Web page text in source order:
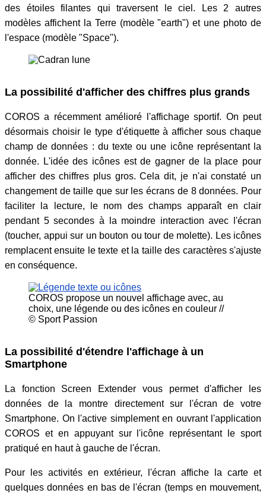
des étoiles filantes qui traversent le ciel. Les 2 autres
modèles affichent la Terre (modèle "earth") et une photo de
l'espace (modèle "Space").
La possibilité d'afficher des chiffres plus grands
COROS a récemment amélioré l'affichage sportif. On peut
désormais choisir le type d'étiquette à afficher sous chaque
champ de données : du texte ou une icône représentant la
donnée. L'idée des icônes est de gagner de la place pour
afficher des chiffres plus gros. Cela dit, je n'ai constaté un
changement de taille que sur les écrans de 8 données. Pour
faciliter la lecture, le nom des champs apparaît en clair
pendant 5 secondes à la moindre interaction avec l'écran
(toucher, appui sur un bouton ou tour de molette). Les icônes
remplacent ensuite le texte et la taille des caractères s'ajuste
en conséquence.
COROS propose un nouvel affichage avec, au
choix, une légende ou des icônes en couleur //
© Sport Passion
La possibilité d'étendre l'affichage à un
Smartphone
La fonction Screen Extender vous permet d'afficher les
données de la montre directement sur l'écran de votre
Smartphone. On l'active simplement en ouvrant l'application
COROS et en appuyant sur l'icône représentant le sport
pratiqué en haut à gauche de l'écran.
Pour les activités en extérieur, l'écran affiche la carte et
quelques données en bas de l'écran (temps en mouvement,